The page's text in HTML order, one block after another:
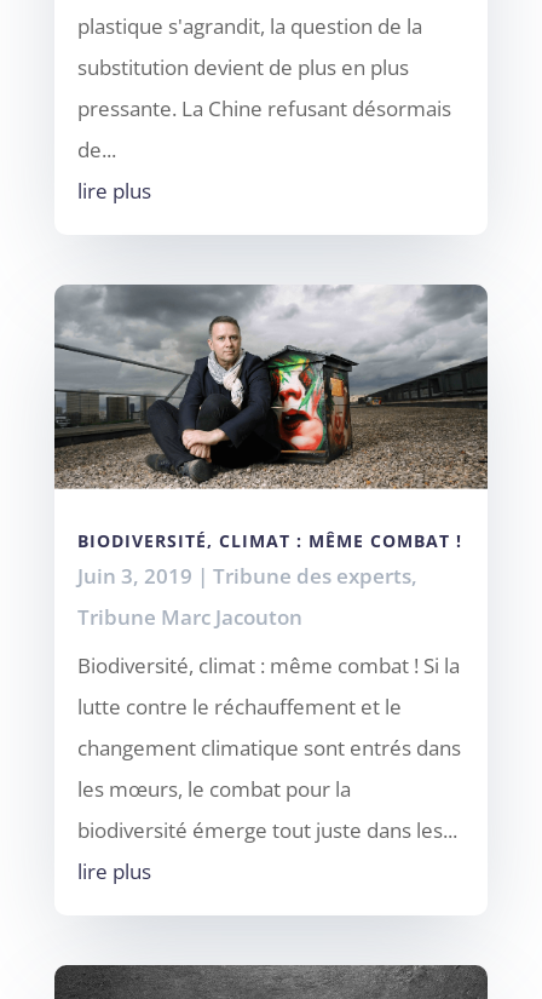
plastique s'agrandit, la question de la
substitution devient de plus en plus
pressante. La Chine refusant désormais
de...
lire plus
BIODIVERSITÉ, CLIMAT : MÊME COMBAT !
Juin 3, 2019 | Tribune des experts,
Tribune Marc Jacouton
Biodiversité, climat : même combat ! Si la
lutte contre le réchauffement et le
changement climatique sont entrés dans
les mœurs, le combat pour la
biodiversité émerge tout juste dans les...
lire plus